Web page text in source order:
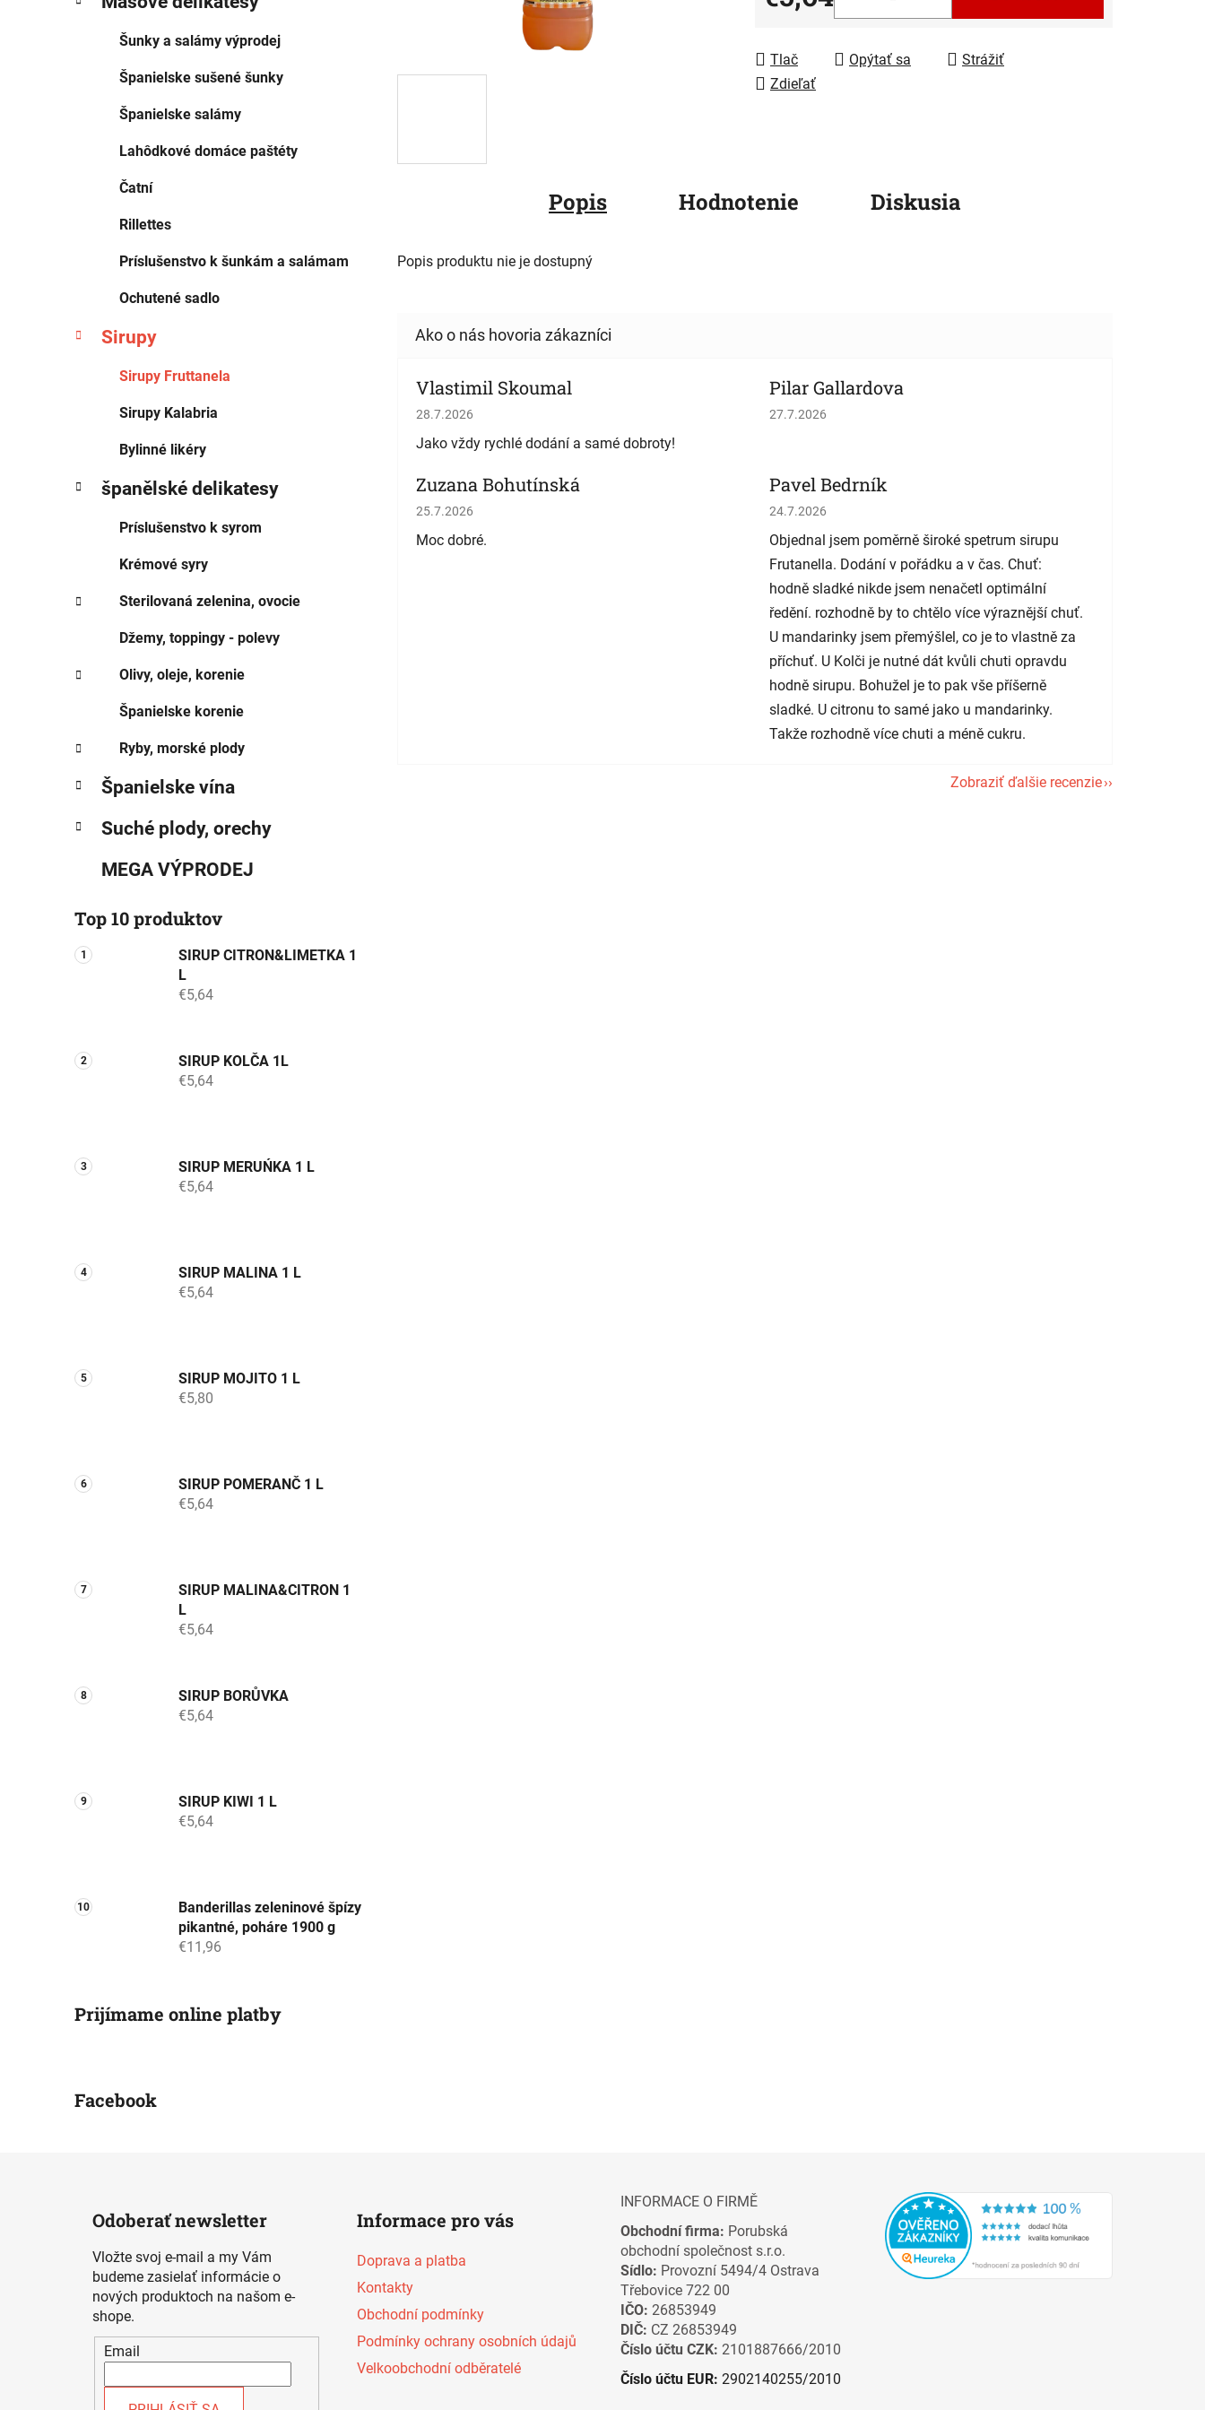
ó
Šunky a salámy výprodej
Španielske sušené šunky
Španielske salámy
Lahôdkové domáce paštéty
Čatní
Rillettes
Príslušenstvo k šunkám a salámam
Ochutené sadlo
Sirupy
Sirupy Fruttanela
Sirupy Kalabria
Bylinné likéry
španělské delikatesy
Príslušenstvo k syrom
Krémové syry
Sterilovaná zelenina, ovocie
Džemy, toppingy - polevy
Olivy, oleje, korenie
Španielske korenie
Ryby, morské plody
Španielske vína
Suché plody, orechy
MEGA VÝPRODEJ
Top 10 produktov
SIRUP CITRON&LIMETKA 1
L
€5,64
SIRUP KOLČA 1L
€5,64
SIRUP MERUŃKA 1 L
€5,64
SIRUP MALINA 1 L
€5,64
SIRUP MOJITO 1 L
€5,80
SIRUP POMERANČ 1 L
€5,64
SIRUP MALINA&CITRON 1
L
€5,64
SIRUP BORŮVKA
€5,64
SIRUP KIWI 1 L
€5,64
Banderillas zeleninové špízy
pikantné, poháre 1900 g
€11,96
Prijímame online platby
Facebook
Jednotková cena:
Tlač Opýtať sa
Strážiť
Zdieľať
Popis Hodnotenie Diskusia
Popis produktu nie je dostupný
Vlastimil Skoumal
Hodnotenie obchodu je 5 z 5 hviezdičiek.
28.7.2026
Jako vždy rychlé dodání a samé dobroty!
Pilar Gallardova
Hodnotenie obchodu je 5 z 5 hviezdičiek.
27.7.2026
Zuzana Bohutínská
Hodnotenie obchodu je 5 z 5 hviezdičiek.
25.7.2026
Moc dobré.
Pavel Bedrník
Hodnotenie obchodu je 5 z 5 hviezdičiek.
24.7.2026
Objednal jsem poměrně široké spetrum sirupu
Frutanella. Dodání v pořádku a v čas. Chuť:
hodně sladké nikde jsem nenačetl optimální
ředění. rozhodně by to chtělo více výraznější chuť.
U mandarinky jsem přemýšlel, co je to vlastně za
příchuť. U Kolči je nutné dát kvůli chuti opravdu
hodně sirupu. Bohužel je to pak vše příšerně
sladké. U citronu to samé jako u mandarinky.
Takže rozhodně více chuti a méně cukru.
Zobraziť ďalšie recenzie
Odoberať newsletter
Vložte svoj e-mail a my Vám
budeme zasielať informácie o
nových produktoch na našom e-
shope.
Email
Informace pro vás
Doprava a platba
Kontakty
Obchodní podmínky
Podmínky ochrany osobních údajů
Velkoobchodní odběratelé
INFORMACE O FIRMĚ
Obchodní firma: Porubská
obchodní společnost s.r.o.
Sídlo: Provozní 5494/4 Ostrava
Třebovice 722 00
IČO: 26853949
DIČ: CZ 26853949
Číslo účtu CZK: 2101887666/2010
Číslo účtu EUR: 2902140255/2010